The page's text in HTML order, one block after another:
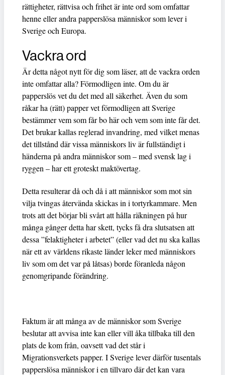
rättigheter, rättvisa och frihet är inte ord som omfattar
henne eller andra papperslösa människor som lever i
Sverige och Europa.
Vackra ord
Är detta något nytt för dig som läser, att de vackra orden
inte omfattar alla? Förmodligen inte. Om du är
papperslös vet du det med all säkerhet. Även du som
råkar ha (rätt) papper vet förmodligen att Sverige
bestämmer vem som får bo här och vem som inte får det.
Det brukar kallas reglerad invandring, med vilket menas
det tillstånd där vissa människors liv är fullständigt i
händerna på andra människor som – med svensk lag i
ryggen – har ett groteskt maktövertag.
Detta resulterar då och då i att människor som mot sin
vilja tvingas återvända skickas in i tortyrkammare. Men
trots att det börjar bli svårt att hålla räkningen på hur
många gånger detta har skett, tycks få dra slutsatsen att
dessa ”felaktigheter i arbetet” (eller vad det nu ska kallas
när ett av världens rikaste länder leker med människors
liv som om det var på låtsas) borde föranleda någon
genomgripande förändring.
Faktum är att många av de människor som Sverige
beslutar att avvisa inte kan eller vill åka tillbaka till den
plats de kom från, oavsett vad det står i
Migrationsverkets papper. I Sverige lever därför tusentals
papperslösa människor i en tillvaro där det kan vara